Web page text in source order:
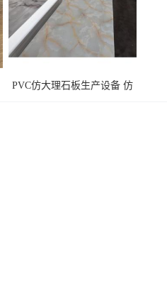
PVC仿大理石板生产设备 仿